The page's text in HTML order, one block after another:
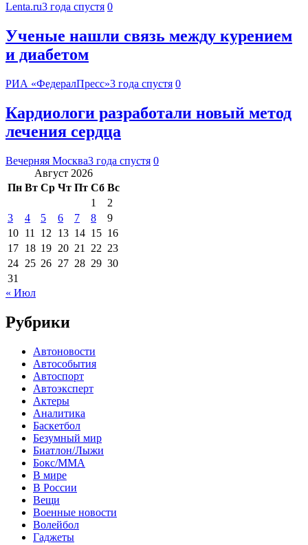
Lenta.ru3 года спустя 0
Ученые нашли связь между курением
и диабетом
РИА «ФедералПресс»3 года спустя 0
Кардиологи разработали новый метод
лечения сердца
Вечерняя Москва3 года спустя 0
Август 2026
Пн Вт Ср Чт Пт Сб Вс
1
2
3
4 5 6 7 8
9
10 11 12 13 14 15 16
17 18 19 20 21 22 23
24 25 26 27 28 29 30
31
« Июл
Рубрики
Автоновости
Автособытия
Автоспорт
Автоэксперт
Актеры
Аналитика
Баскетбол
Безумный мир
Биатлон/Лыжи
Бокс/MMA
В мире
В России
Вещи
Военные новости
Волейбол
Гаджеты